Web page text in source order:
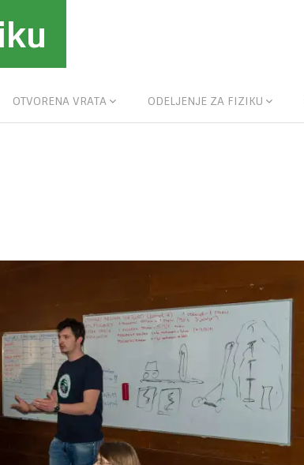
OTVORENA VRATA ODELJENJE ZA FIZIKU